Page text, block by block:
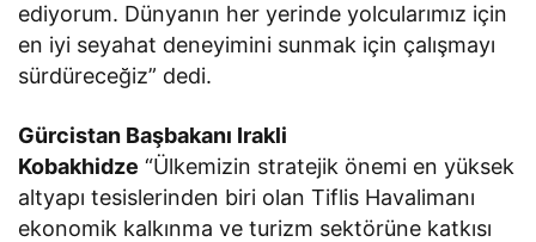
ediyorum. Dünyanın her yerinde yolcularımız için
en iyi seyahat deneyimini sunmak için çalışmayı
sürdüreceğiz” dedi.
Gürcistan Başbakanı Irakli
Kobakhidze “Ülkemizin stratejik önemi en yüksek
altyapı tesislerinden biri olan Tiflis Havalimanı
ekonomik kalkınma ve turizm sektörüne katkısı